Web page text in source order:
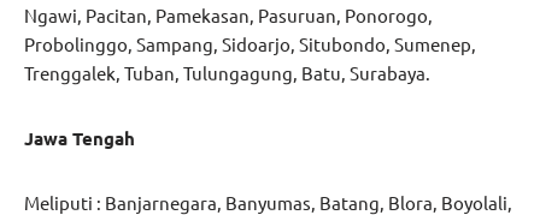
Ngawi, Pacitan, Pamekasan, Pasuruan, Ponorogo,
Probolinggo, Sampang, Sidoarjo, Situbondo, Sumenep,
Trenggalek, Tuban, Tulungagung, Batu, Surabaya.
Jawa Tengah
Meliputi : Banjarnegara, Banyumas, Batang, Blora, Boyolali,